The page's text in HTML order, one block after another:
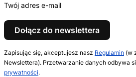
Twój adres e-mail
Dołącz do newslettera
Zapisując się, akceptujesz nasz Regulamin (w
Newslettera). Przetwarzanie danych odbywa
prywatności.